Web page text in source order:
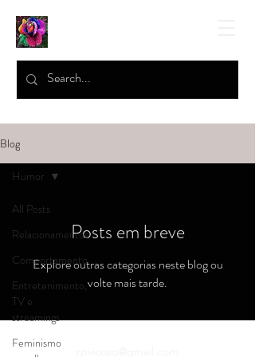
Blog
All Posts
Relacionamentos
Comportamento
Entretenimento,
TV e
streamings
Feminismo
Humor
Posts em breve
Explore outras categorias neste blog ou
volte mais tarde.